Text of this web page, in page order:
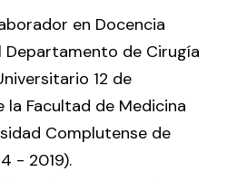
en Docencia
Departamento de Cirugía
12 de
la Facultad de Medicina
Complutense de
- 2019).